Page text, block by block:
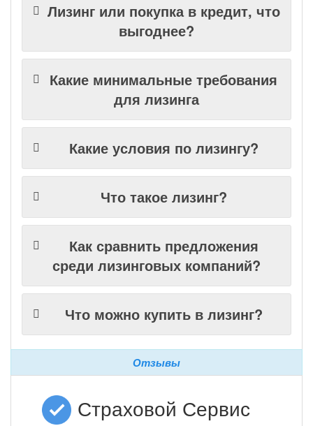
Лизинг или покупка в кредит, что
выгоднее?
Какие минимальные требования
для лизинга
Какие условия по лизингу?
Что такое лизинг?
Как сравнить предложения
среди лизинговых компаний?
Что можно купить в лизинг?
Отзывы
Страховой Сервис